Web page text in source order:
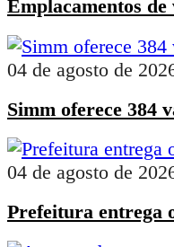
Emplacamentos
04 de agosto de
Simm oferece 384
04 de agosto de
Prefeitura entrega